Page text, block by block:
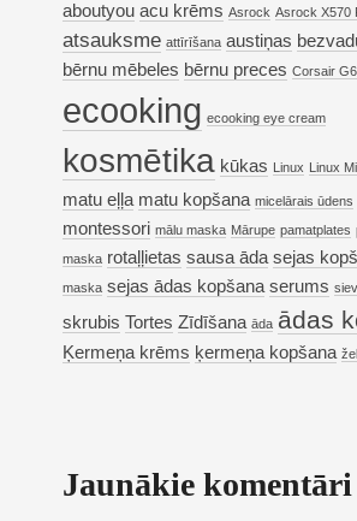
aboutyou acu krēms Asrock Asrock X570
atsauksme attīrīšana austiņas
bērnu mēbeles bērnu preces Corsair
ecooking ecooking eye cream
kosmētika kūkas Linux Linux
matu eļļa matu kopšana micelārais ūdens
montessori mālu maska Mārupe pamatplates
maska rotaļļietas sausa āda sejas
maska sejas ādas kopšana serums
skrubis Tortes Zīdīšana āda ādas
Ķermeņa krēms ķermeņa kopšana
Jaunākie komentāri